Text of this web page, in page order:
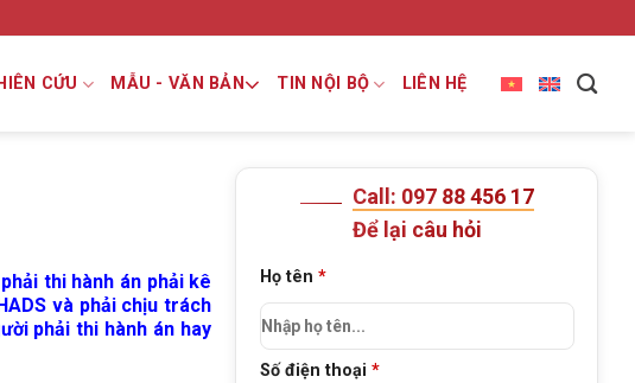
CỨU MẪU - VĂN BẢN TIN NỘI BỘ LIÊN HỆ
thi hành án phải kê
và phải chịu trách
phải thi hành án hay
Call: 097 88 456 17
Để lại câu hỏi
Họ tên*
Số điện thoại*